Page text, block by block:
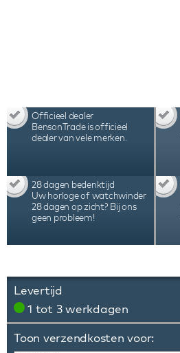
garantie van 3 jaar.
Officieel dealer
BensonTrade is officieel
dealer van vele merken.
28 dagen bedenktijd
Uw horloge of watchwinder
28 dagen op zicht? Bij ons
geen probleem!
Levertijd
1 tot 3 werkdagen
Toon verzendkosten voor: